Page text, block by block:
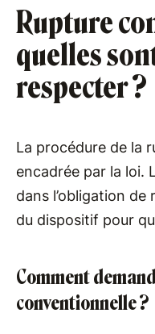
Rupture
quelles
respecter ?
La procédure de la
encadrée par la loi.
dans l’obligation
du dispositif pour
Comment
conventionnelle ?